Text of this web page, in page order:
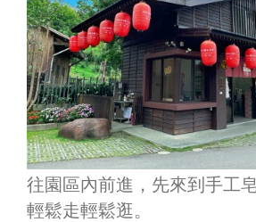
往園區內前進，先來到手工
輕鬆走輕鬆逛。